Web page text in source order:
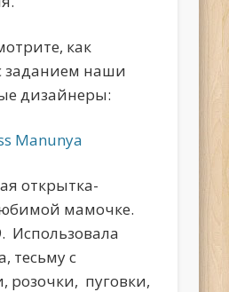
как
заданием наши
дизайнеры:
Manunya
открытка-
мамочке.
Использовала
тесьму с
розочки, пуговки,